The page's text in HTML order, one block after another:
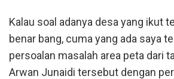
Kalau soal adanya desa yang ikut
benar bang, cuma yang ada saya
persoalan masalah area peta dari
Arwan Junaidi tersebut dengan